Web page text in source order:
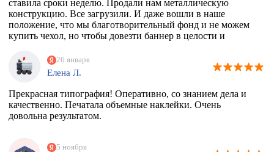
ставила сроки неделю. Продали нам металлическую
конструкцию. Все загрузили. И даже вошли в наше
положение, что мы благотворительный фонд и не можем
купить чехол, но чтобы довезти баннер в целости и
Огромное спасибо вам. Скоро будем новый баннер
печатать, обязательно обратимся к вам
26 января
Елена Л.
Прекрасная типография! Оперативно, со знанием дела и
качественно. Печатала объемные наклейки. Очень
довольна результатом.
5 ноября